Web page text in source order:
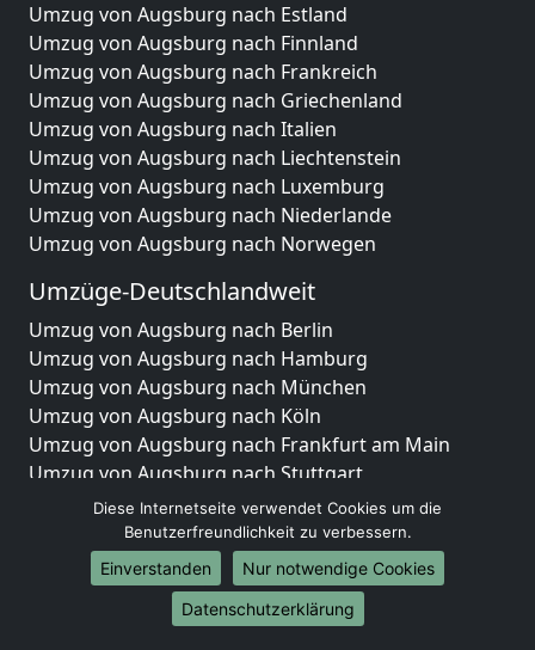
Umzug von Augsburg nach Estland
Umzug von Augsburg nach Finnland
Umzug von Augsburg nach Frankreich
Umzug von Augsburg nach Griechenland
Umzug von Augsburg nach Italien
Umzug von Augsburg nach Liechtenstein
Umzug von Augsburg nach Luxemburg
Umzug von Augsburg nach Niederlande
Umzug von Augsburg nach Norwegen
Umzüge-Deutschlandweit
Umzug von Augsburg nach Berlin
Umzug von Augsburg nach Hamburg
Umzug von Augsburg nach München
Umzug von Augsburg nach Köln
Umzug von Augsburg nach Frankfurt am Main
Umzug von Augsburg nach Stuttgart
Umzug von Augsburg nach Düsseldorf
Umzug von Augsburg nach Leipzig
Umzug von Augsburg nach Dortmund
Umzug von Augsburg nach Essen
Umzug von Augsburg nach Bremen
Diese Internetseite verwendet Cookies um die
Benutzerfreundlichkeit zu verbessern.
Einverstanden
Nur notwendige Cookies
Datenschutzerklärung